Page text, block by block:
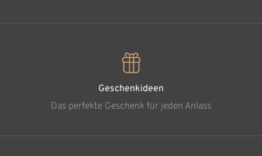
Geschenkideen
Das perfekte Geschenk für jeden Anlass